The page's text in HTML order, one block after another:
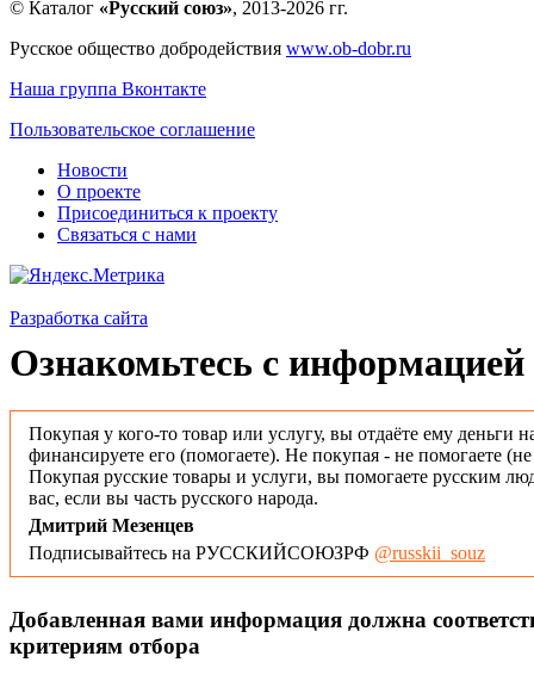
© Каталог «Русский союз», 2013-2026 гг.
Русское общество добродействия www.ob-dobr.ru
Наша группа Вконтакте
Пользовательское соглашение
Новости
О проекте
Присоединиться к проекту
Связаться с нами
Разработка сайта
Ознакомьтесь с информацией
Покупая у кого-то товар или услугу, вы отдаёте ему деньги
финансируете его (помогаете). Не покупая - не помогаете
Покупая русские товары и услуги, вы помогаете русским
вас, если вы часть русского народа.
Дмитрий Мезенцев
Подписывайтесь на РУССКИЙСОЮЗРФ @russkii_souz
Добавленная вами информация должна
критериям отбора